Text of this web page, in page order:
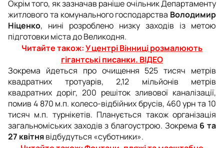
Окрім того, як зазначав раніше очільник Департаменту
житлового та комунального господарства Володимир
Ніценко, нині розроблено низку заходів із метою
підготовки міста до Великодня.
Читайте також:У центрі Вінниці розмалюють
гігантські писанки. ВІДЕО
Зокрема йдеться про очищення 525 тисяч метрів
квадратних тротуарів, 2,12 мільйонів метрів
квадратних доріг, 200 решіток зливової каналізації,
помив 4 870 м.п. колесо-відбійних брусів, 460 урн та 10
тисяч м.п. турнікетів. Планується також організація
загальноміських заходів з благоустрою. Зокрема 6 та
27 квітнявідбудуться «суботники».